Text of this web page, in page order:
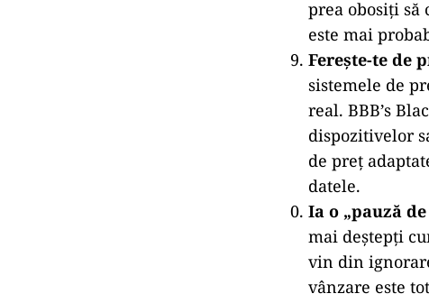
geamănul
cu o campanie
parte
internetul este
Fii atent la
mai mare a
dacă plătești
vorbesc,
DAE
Luptă
acum pe
se simt